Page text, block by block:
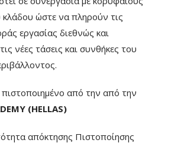
κλάδου ώστε να πληρούν τις
εργασίας διεθνώς και
νέες τάσεις και συνθήκες του
πιστοποιημένο από την από την
(HELLAS)
απόκτησης Πιστοποίησης